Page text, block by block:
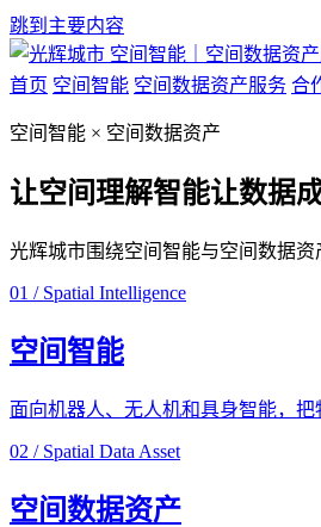
跳到主要内容
空间智能｜空间数据资
首页 空间智能 空间数据资产服务 合
空间智能 × 空间数据资产
让空间理解智能让数据
光辉城市围绕空间智能与空间数据
01 / Spatial Intelligence
空间智能
面向机器人、无人机和具身智能，
02 / Spatial Data Asset
空间数据资产